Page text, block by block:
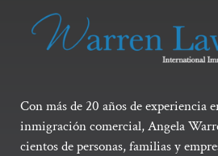
Con más de 20 años de experiencia
inmigración comercial, Angela
cientos de personas, familias y